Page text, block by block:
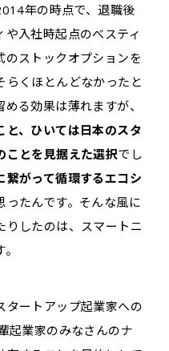
年の時点で、退職後
入社時起点のべスティ
のストックオプションを
らくほとんどなかったと
る効果は薄れますが、
と、ひいては日本のスタ
ことを見据えた選択でし
繋がって循環するエコシ
ったんです。そんな風に
りしたのは、スマートニ
タートアップ起業家への
起業家のみなさんのナ